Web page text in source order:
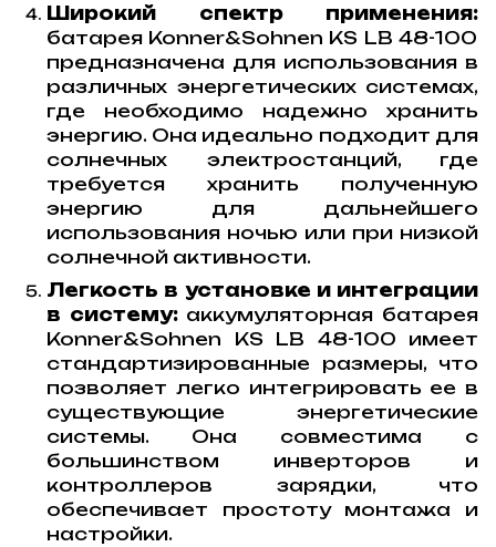
Широкий спектр применения:
батарея Konner&Sohnen KS LB 48-100
предназначена для использования в
различных энергетических системах,
где необходимо надежно хранить
энергию. Она идеально подходит для
солнечных электростанций, где
требуется хранить полученную
энергию для дальнейшего
использования ночью или при низкой
солнечной активности.
Легкость в установке и интеграции
в систему:аккумуляторная батарея
Konner&Sohnen KS LB 48-100 имеет
стандартизированные размеры, что
позволяет легко интегрировать ее в
существующие энергетические
системы. Она совместима с
большинством инверторов и
контроллеров зарядки, что
обеспечивает простоту монтажа и
настройки.